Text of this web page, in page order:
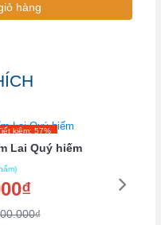
hàng
kiệm: 57%
Lai Quý hiếm